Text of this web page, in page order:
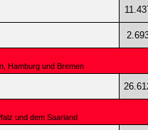
Hamburg und Bremen
und dem Saarland